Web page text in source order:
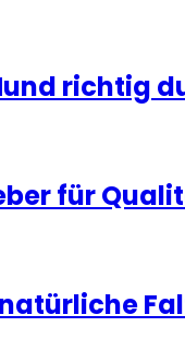
richtig
für